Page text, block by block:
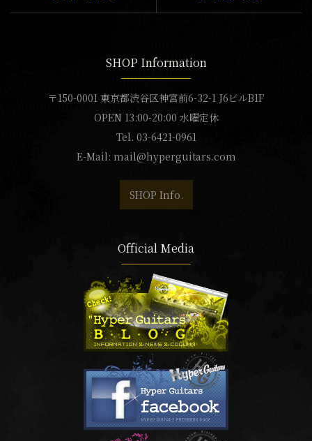
SHOP Information
〒150-0001 東京都渋谷区神宮前6-32-1 J6ビルB1F
OPEN 13:00-20:00 水曜定休
Tel. 03-6421-0961
E-Mail: mail@hyperguitars.com
SHOP Info.
Official Media